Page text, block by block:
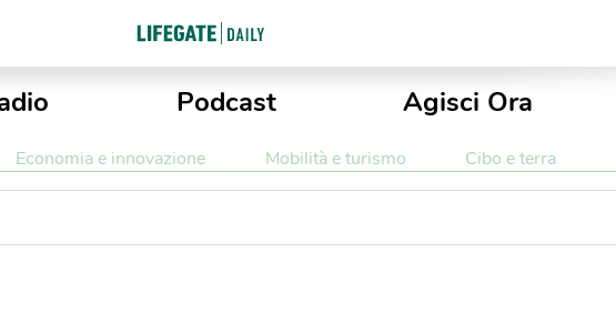
Podcast Agisci Ora
Economia e innovazione Mobilità e turismo Cibo e terra